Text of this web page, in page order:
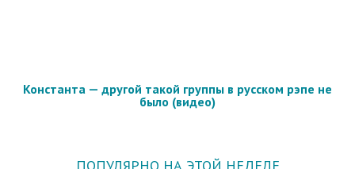
Константа — другой такой группы в русском рэпе не
было (видео)